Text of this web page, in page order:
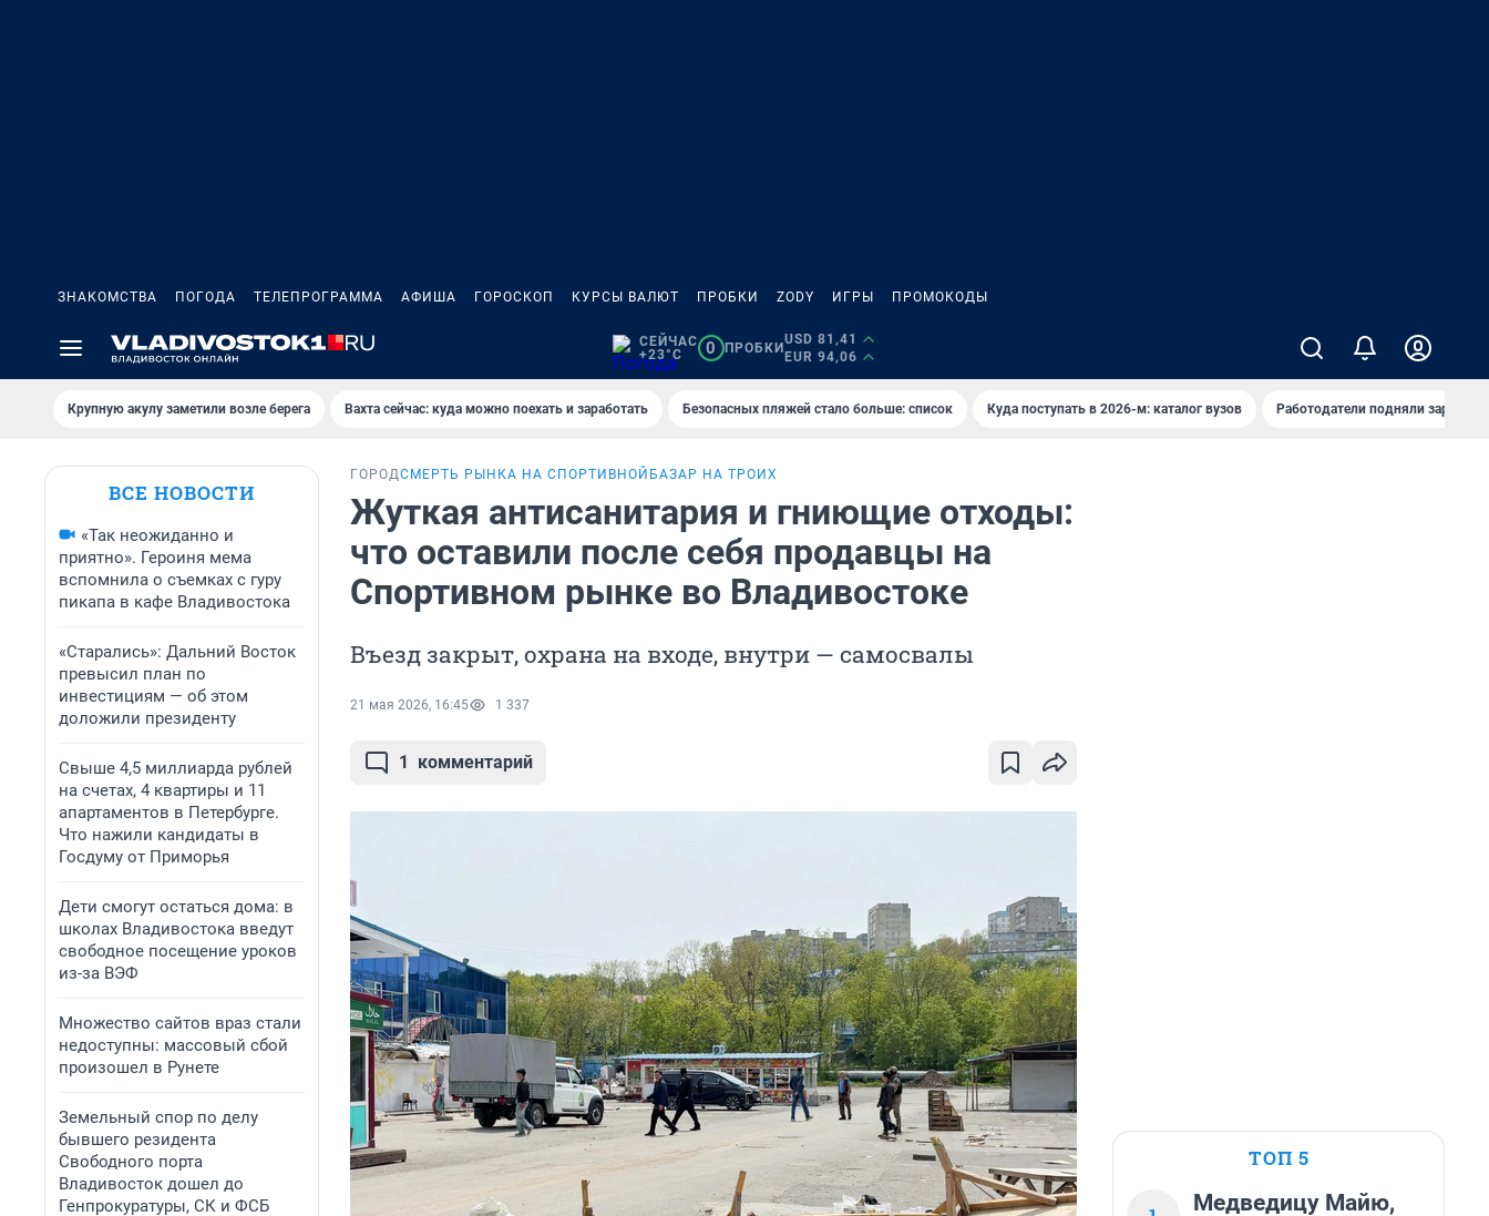
ЗНАКОМСТВА ПОГОДА ТЕЛЕПРОГРАММА АФИША ГОРОСКОП КУРСЫ ВАЛЮТ ПРОБКИ ZODY ИГРЫ ПРОМОКОДЫ
СЕЙЧАС
+23°C
0 ПРОБКИ
USD 81,41
EUR 94,06
Крупную акулу заметили возле берега Вахта сейчас: куда можно поехать и заработать Безопасных пляжей стало больше: список Куда поступать в 2026-м: каталог вузов Работодатели подняли
ВСЕ НОВОСТИ
«Так неожиданно и
приятно». Героиня мема
вспомнила о съемках с гуру
пикапа в кафе Владивостока
«Старались»: Дальний Восток
превысил план по
инвестициям — об этом
доложили президенту
Свыше 4,5 миллиарда рублей
на счетах, 4 квартиры и 11
апартаментов в Петербурге.
Что нажили кандидаты в
Госдуму от Приморья
Дети смогут остаться дома: в
школах Владивостока введут
свободное посещение уроков
из-за ВЭФ
Множество сайтов враз стали
недоступны: массовый сбой
произошел в Рунете
Земельный спор по делу
бывшего резидента
Свободного порта
Владивосток дошел до
Генпрокуратуры, СК и ФСБ
ГОРОДСМЕРТЬ РЫНКА НА СПОРТИВНОЙ БАЗАР НА ТРОИХ
Жуткая антисанитария и гниющие отходы:
что оставили после себя продавцы на
Спортивном рынке во Владивостоке
Въезд закрыт, охрана на входе, внутри — самосвалы
21 мая 2026, 16:45 1 337
1 комментарий
ТОП 5
Медведицу Майю,